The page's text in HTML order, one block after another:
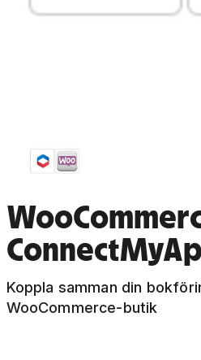
Koppla samman din
WooCommerce-butik